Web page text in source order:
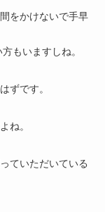
をかけないで手早
もいますしね。
ずです。
ね。
ていただいている